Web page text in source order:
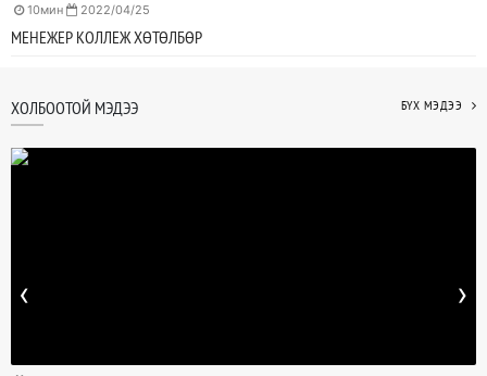
10мин 2022/04/25
МЕНЕЖЕР КОЛЛЕЖ ХӨТӨЛБӨР
ХОЛБООТОЙ МЭДЭЭ БҮХ МЭДЭЭ
‹ ›